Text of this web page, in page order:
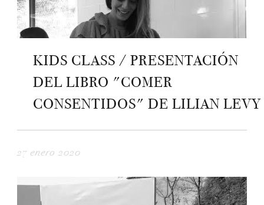
KIDS CLASS / PRESENTACIÓN
DEL LIBRO "COMER
CONSENTIDOS" DE LILIAN LEVY
27 enero 2020